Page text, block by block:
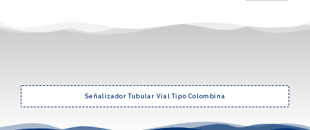
Señalizador Tubular Vial Tipo Colombina